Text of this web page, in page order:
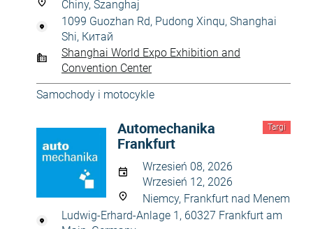
Chiny, Szanghaj
1099 Guozhan Rd, Pudong Xinqu, Shanghai
Shi, Китай
Shanghai World Expo Exhibition and
Convention Center
Samochody i motocykle
Targi
Automechanika
Frankfurt
Wrzesień 08, 2026
Wrzesień 12, 2026
Niemcy, Frankfurt nad Menem
Ludwig-Erhard-Anlage 1, 60327 Frankfurt am